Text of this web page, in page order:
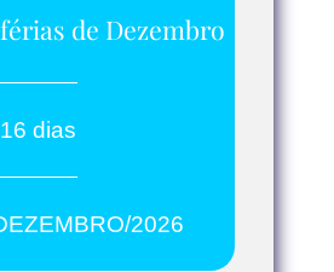
de Dezembro
16 dias
2026